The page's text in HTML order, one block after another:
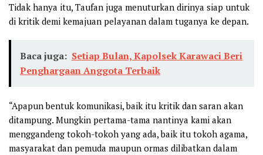
Tidak hanya itu, Taufan juga menuturkan dirinya siap untuk
di kritik demi kemajuan pelayanan dalam tuganya ke depan.
Baca juga: Setiap Bulan, Kapolsek Karawaci Beri
Penghargaan Anggota Terbaik
“Apapun bentuk komunikasi, baik itu kritik dan saran akan
ditampung. Mungkin pertama-tama nantinya kami akan
menggandeng tokoh-tokoh yang ada, baik itu tokoh agama,
masyarakat dan pemuda maupun ormas dilibatkan dalam